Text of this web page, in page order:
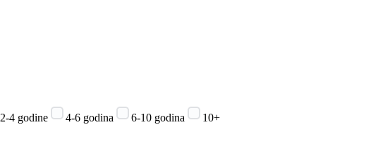
2-4 godine 4-6 godina 6-10 godina 10+